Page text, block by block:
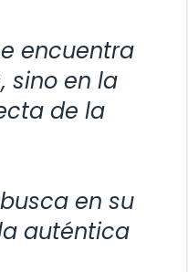
encuentra
sino en la
de la
en su
auténtica